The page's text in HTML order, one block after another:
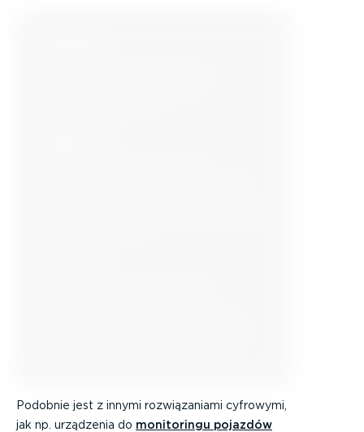
Podobnie jest z innymi rozwiązaniami cyfrowymi,
jak np. urządzenia do monitoringu pojazdów